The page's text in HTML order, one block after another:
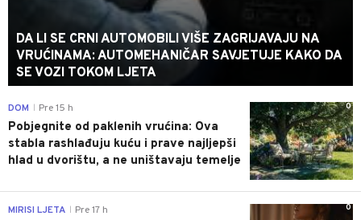
DA LI SE CRNI AUTOMOBILI VIŠE ZAGRIJAVAJU NA
VRUĆINAMA: AUTOMEHANIČAR SAVJETUJE KAKO DA
SE VOZI TOKOM LJETA
0
DOM Pre 15 h
Pobjegnite od paklenih vrućina: Ova
stabla rashlađuju kuću i prave najljepši
hlad u dvorištu, a ne uništavaju temelje
0
MIRISI LJETA Pre 17 h